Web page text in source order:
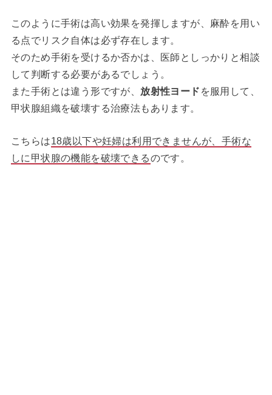
このように手術は高い効果を発揮しますが、麻酔を用い
る点でリスク自体は必ず存在します。
そのため手術を受けるか否かは、医師としっかりと相談
して判断する必要があるでしょう。
また手術とは違う形ですが、 放射性ヨード を服用して、
甲状腺組織を破壊する治療法もあります。
こちらは18歳以下や妊婦は利用できませんが、手術な
しに甲状腺の機能を破壊できるのです。